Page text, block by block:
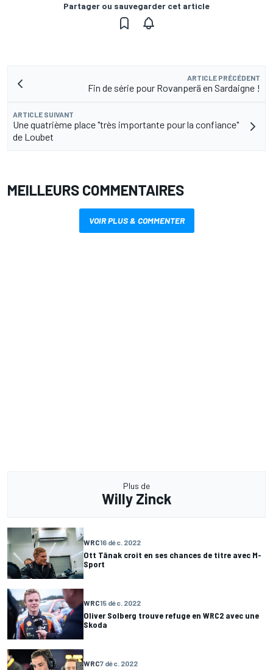
Partager ou sauvegarder cet article
ARTICLE PRÉCÉDENT
Fin de série pour Rovanperä en Sardaigne !
ARTICLE SUIVANT
Une quatrième place "très importante pour la confiance"
de Loubet
MEILLEURS COMMENTAIRES
VOIR PLUS & COMMENTER
Plus de
Willy Zinck
WRC16 déc. 2022
Ott Tänak croit en ses chances de titre avec M-
Sport
WRC15 déc. 2022
Oliver Solberg trouve refuge en WRC2 avec une
Skoda
WRC7 déc. 2022